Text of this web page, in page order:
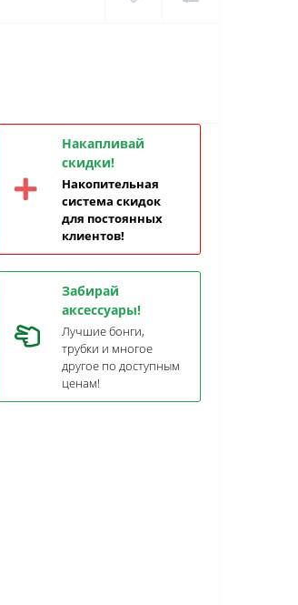
Накапливай
скидки!
Накопительная
система скидок
для постоянных
клиентов!
Забирай
аксессуары!
Лучшие бонги,
трубки и многое
другое по доступным
ценам!